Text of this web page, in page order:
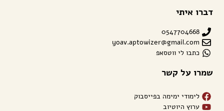
דברו איתי
0547704668
yoav.aptowizer@gmail.com
כתבו לי ווטסאפ
שמרו על קשר
לימודי ימימה בפייסבוק
ערוץ היוטיוב